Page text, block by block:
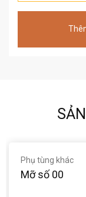
Phụ tùng khác
Mỡ số 00